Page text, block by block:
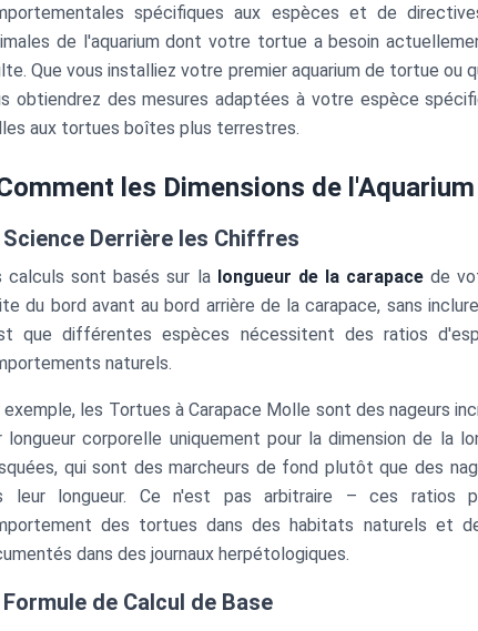
spécifiques aux espèces et de
de l'aquarium dont votre tortue a besoin
Que vous installiez votre premier aquarium de tortue ou
obtiendrez des mesures adaptées à votre espèce
aux tortues boîtes plus terrestres.
les Dimensions de
Science Derrière les Chiffres
calculs sont basés sur la longueur de la carapace de
du bord avant au bord arrière de la carapace, sans
que différentes espèces nécessitent des ratios
naturels.
exemple, les Tortues à Carapace Molle sont des nageurs
longueur corporelle uniquement pour la dimension de la
qui sont des marcheurs de fond plutôt que des
leur longueur. Ce n'est pas arbitraire – ces ratios
des tortues dans des habitats naturels et
dans des journaux herpétologiques.
Formule de Calcul de Base